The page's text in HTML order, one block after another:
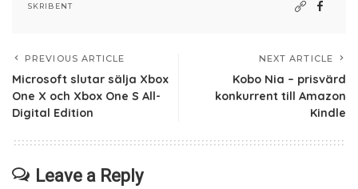
SKRIBENT
PREVIOUS ARTICLE
Microsoft slutar sälja Xbox
One X och Xbox One S All-
Digital Edition
NEXT ARTICLE
Kobo Nia – prisvärd
konkurrent till Amazon
Kindle
Leave a Reply